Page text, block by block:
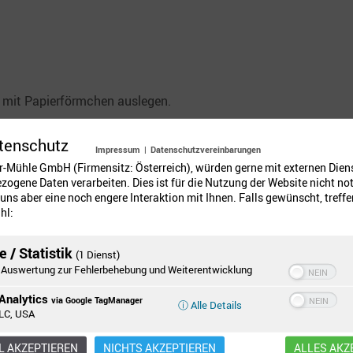
Papierförmchen auslegen.
vermischen. Anschließend Milch, flüssige Butter/
oder Mixer klümpchenfrei verrühren.
Esslöffel davon auf den Schokomuffins verteilen.
für ca. 30 Minuten backen.
bei
Impressum | Datenschutzvereinbarungen
Mühle GmbH (Firmensitz: Österreich), würden gerne mit externen
Daten verarbeiten. Dies ist für die Nutzung der Website nicht
aber eine noch engere Interaktion mit Ihnen. Falls gewünscht,
/ Statistik (1 Dienst)
zur Fehlerbehebung und Weiterentwicklung
via Google TagManager
USA
ⓘ Alle Details
AKZEPTIEREN NICHTS AKZEPTIEREN ALLES